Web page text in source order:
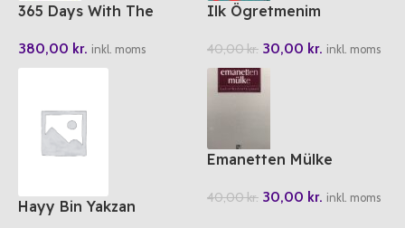
365 Days With The
380,00 kr. inkl. moms
Ilk Ögretmenim
40,00kr. 30,00 kr. inkl. moms
Hayy Bin Yakzan
Emanetten Mülke
40,00kr. 30,00 kr. inkl. moms